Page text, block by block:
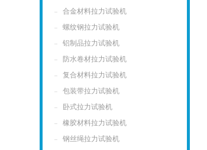
合金材料拉力试验机
螺纹钢拉力试验机
铝制品拉力试验机
防水卷材拉力试验机
复合材料拉力试验机
包装带拉力试验机
卧式拉力试验机
橡胶材料拉力试验机
钢丝绳拉力试验机